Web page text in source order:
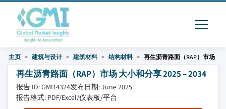
主页 建筑与设计 建筑材料 结构材料 再生沥青路面（RAP）市场
再生沥青路面（RAP）市场 大小和分享 2025 – 2034
报告 ID: GMI14324发布日期: June 2025
报告格式: PDF/Excel/仪表板/平台